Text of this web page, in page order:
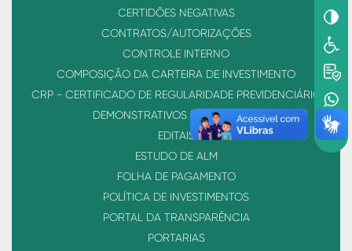
CERTIDÕES NEGATIVAS
CONTRATOS/AUTORIZAÇÕES
CONTROLE INTERNO
COMPOSIÇÃO DA CARTEIRA DE INVESTIMENTO
CRP - CERTIFICADO DE REGULARIDADE PREVIDENCIÁRIO
DEMONSTRATIVOS FINANCEIROS
EDITAIS
ESTUDO DE ALM
FOLHA DE PAGAMENTO
POLÍTICA DE INVESTIMENTOS
PORTAL DA TRANSPARÊNCIA
PORTARIAS